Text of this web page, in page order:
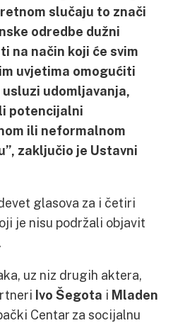
slučaju to znači
odredbe dužni
na način koji će svim
uvjetima omogućiti
udomljavanja,
potencijalni
ili neformalnom
zaključio je Ustavni
glasova za i četiri
je nisu podržali objavit
uz niz drugih aktera,
Ivo Šegota i Mladen
Centar za socijalnu